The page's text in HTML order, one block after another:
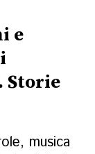
e
Storie
musica